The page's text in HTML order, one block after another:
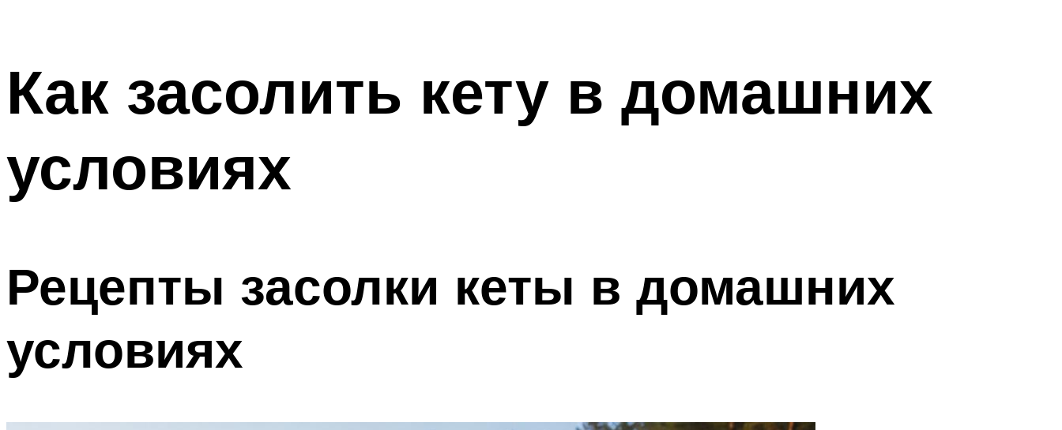
Как засолить кету в домашних
условиях
Рецепты засолки кеты в домашних
условиях